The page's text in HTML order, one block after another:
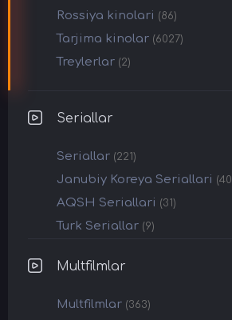
Rossiya kinolari (86)
Tarjima kinolar (6027)
Treylerlar (2)
Seriallar
Seriallar (221)
Janubiy Koreya Seriallari
AQSH Seriallari (31)
Turk Seriallar (9)
Multfilmlar
Multfilmlar (363)